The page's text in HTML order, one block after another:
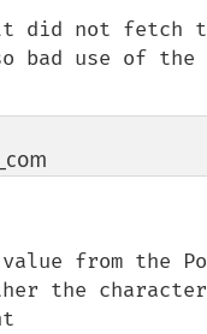
did not fetch
use of the
from the
the